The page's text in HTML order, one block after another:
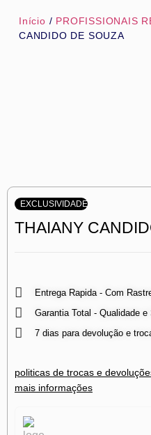
Início / PROFISSIONAIS
CANDIDO DE SOUZA
EXCLUSIVIDADE
THAIANY
Entrega Rapida - Com
Garantia Total - Qualidade
7 dias para devolução e
politicas de trocas e
mais informações